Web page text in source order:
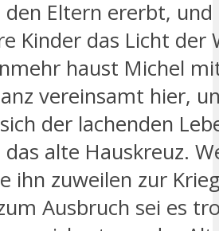
den Eltern ererbt,
Kinder das Licht der
haust Michel
vereinsamt hier,
der lachenden
alte Hauskreuz.
ihn zuweilen zur
Ausbruch sei es